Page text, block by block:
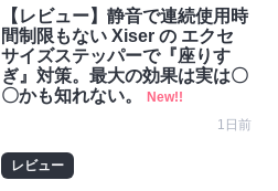
【レビュー】静音で連続使用時
間制限もない Xiser の エクセ
サイズステッパーで『座りす
ぎ』対策。最大の効果は実は〇
〇かも知れない。
New!!
1日前
レビュー